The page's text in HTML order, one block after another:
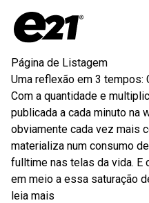
HOME
CASES
Página de Listagem
Uma reflexão em 3
Com a quantidade e
publicada a cada minuto na
obviamente cada vez mais
materializa num consumo
fulltime nas telas da vida. E
em meio a essa saturação
leia mais